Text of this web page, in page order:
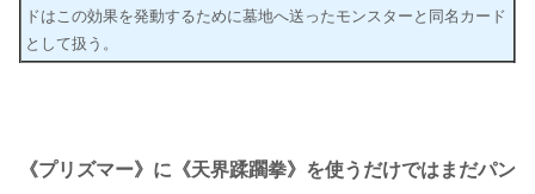
ドはこの効果を発動するために墓地へ送ったモンスターと同名カード
として扱う。
《プリズマー》に《天界蹂躙拳》を使うだけではまだパン